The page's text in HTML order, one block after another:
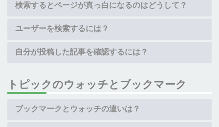
検索するとページが真っ白になるのはどうして？
ユーザーを検索するには？
自分が投稿した記事を確認するには？
トピックのウォッチとブックマーク
ブックマークとウォッチの違いは？